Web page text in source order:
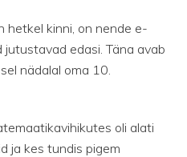
hetkel kinni, on nende e-
edasi. Täna avab
nädalal oma 10.
oli alati
ja kes tundis pigem